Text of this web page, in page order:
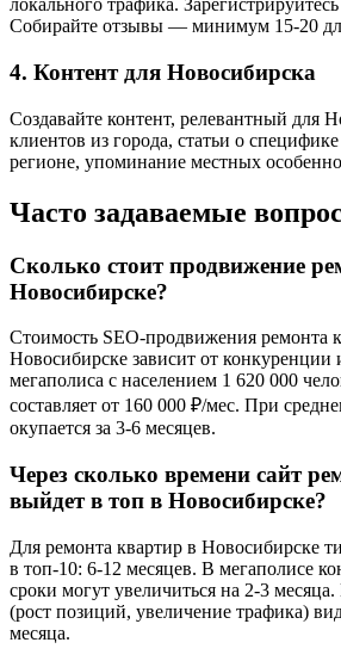
локального трафика.
Собирайте отзывы — минимум 15-20
4. Контент для Новосибирска
Создавайте контент, релевантный для
клиентов из города, статьи о
регионе, упоминание местных
Часто задаваемые
Сколько стоит продвижение
Новосибирске?
Стоимость SEO-продвижения ремонта
Новосибирске зависит от конкуренции
мегаполиса с населением 1 620 000
составляет от 160 000 ₽/мес. При
окупается за 3-6 месяцев.
Через сколько времени сайт
выйдет в топ в Новосибирске?
Для ремонта квартир в Новосибирске
в топ-10: 6-12 месяцев. В мегаполисе
сроки могут увеличиться на 2-3
(рост позиций, увеличение трафика)
месяца.